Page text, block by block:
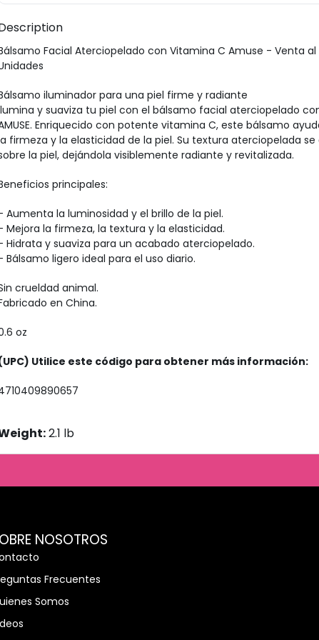
Facial Aterciopelado con Vitamina C Amuse - Venta al
iluminador para una piel firme y radiante
y suaviza tu piel con el bálsamo facial aterciopelado
Enriquecido con potente vitamina C, este bálsamo
firmeza y la elasticidad de la piel. Su textura aterciopelada se
la piel, dejándola visiblemente radiante y revitalizada.
principales:
Aumenta la luminosidad y el brillo de la piel.
Mejora la firmeza, la textura y la elasticidad.
Hidrata y suaviza para un acabado aterciopelado.
Bálsamo ligero ideal para el uso diario.
crueldad animal.
en China.
oz
Utilice este código para obtener más información:
2.1 lb
NOSOTROS
Frecuentes
Somos